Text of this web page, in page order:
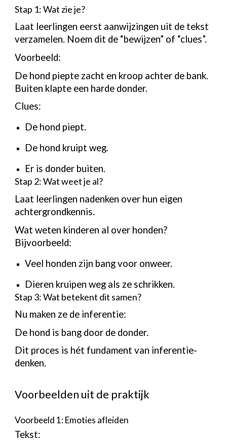
Stap 1: Wat zie je?
Laat leerlingen eerst aanwijzingen uit de tekst
verzamelen. Noem dit de “bewijzen” of “clues”.
Voorbeeld:
De hond piepte zacht en kroop achter de bank.
Buiten klapte een harde donder.
Clues:
De hond piept.
De hond kruipt weg.
Er is donder buiten.
Stap 2: Wat weet je al?
Laat leerlingen nadenken over hun eigen
achtergrondkennis.
Wat weten kinderen al over honden?
Bijvoorbeeld:
Veel honden zijn bang voor onweer.
Dieren kruipen weg als ze schrikken.
Stap 3: Wat betekent dit samen?
Nu maken ze de inferentie:
De hond is bang door de donder.
Dit proces is hét fundament van inferentie-
denken.
Voorbeelden uit de praktijk
Voorbeeld 1: Emoties afleiden
Tekst: